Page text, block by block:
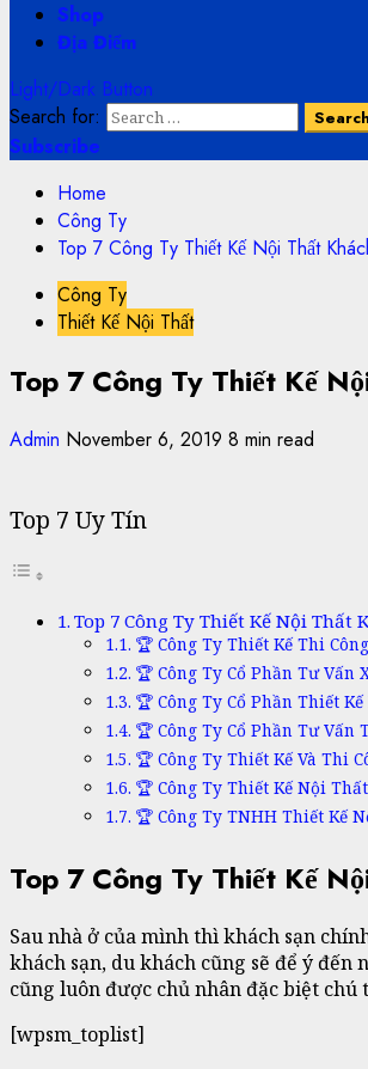
Shop
Địa Điểm
Light/Dark Button
Search for:
Subscribe
Home
Công Ty
Top 7 Công Ty Thiết Kế Nội Thất
Công Ty
Thiết Kế Nội Thất
Top 7 Công Ty Thiết Kế
Admin November 6, 2019 8 min read
Top 7 Uy Tín
Top 7 Công Ty Thiết Kế Nội Thất
🏆 Công Ty Thiết Kế Thi
🏆 Công Ty Cổ Phần Tư Vấn
🏆 Công Ty Cổ Phần Thiết
🏆 Công Ty Cổ Phần Tư Vấn
🏆 Công Ty Thiết Kế Và Thi
🏆 Công Ty Thiết Kế Nội
🏆 Công Ty TNHH Thiết Kế
Top 7 Công Ty Thiết Kế
Sau nhà ở của mình thì khách sạn
khách sạn, du khách cũng sẽ để ý
cũng luôn được chủ nhân đặc biệt
[wpsm_toplist]